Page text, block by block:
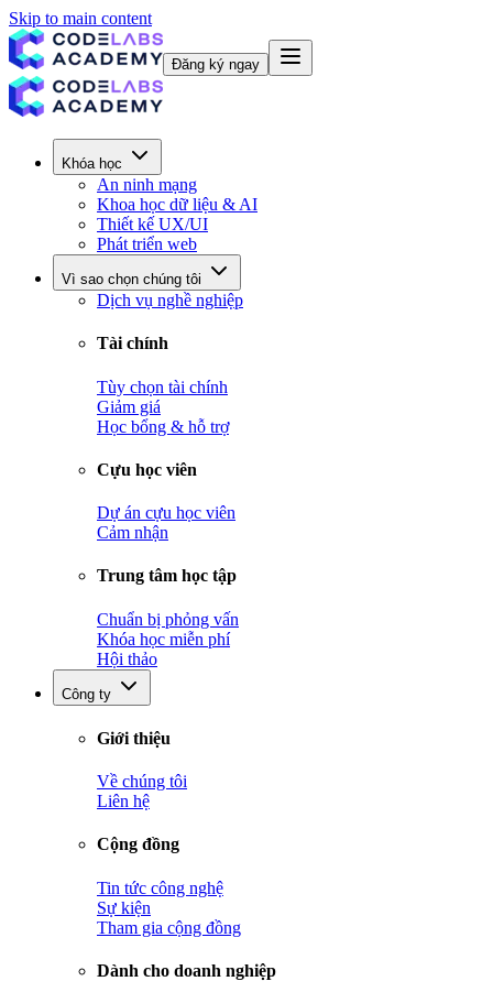
Skip to main content
Đăng ký ngay
Khóa học
An ninh mạng
Khoa học dữ liệu & AI
Thiết kế UX/UI
Phát triển web
Vì sao chọn chúng tôi
Dịch vụ nghề nghiệp
Tài chính
Tùy chọn tài chính
Giảm giá
Học bổng & hỗ trợ
Cựu học viên
Dự án cựu học viên
Cảm nhận
Trung tâm học tập
Chuẩn bị phỏng vấn
Khóa học miễn phí
Hội thảo
Công ty
Giới thiệu
Về chúng tôi
Liên hệ
Cộng đồng
Tin tức công nghệ
Sự kiện
Tham gia cộng đồng
Dành cho doanh nghiệp